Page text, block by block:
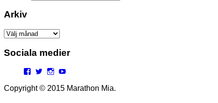
Arkiv
Arkiv
Sociala medier
Facebook
TwitterInstagram
Copyright © 2015 Marathon Mia.